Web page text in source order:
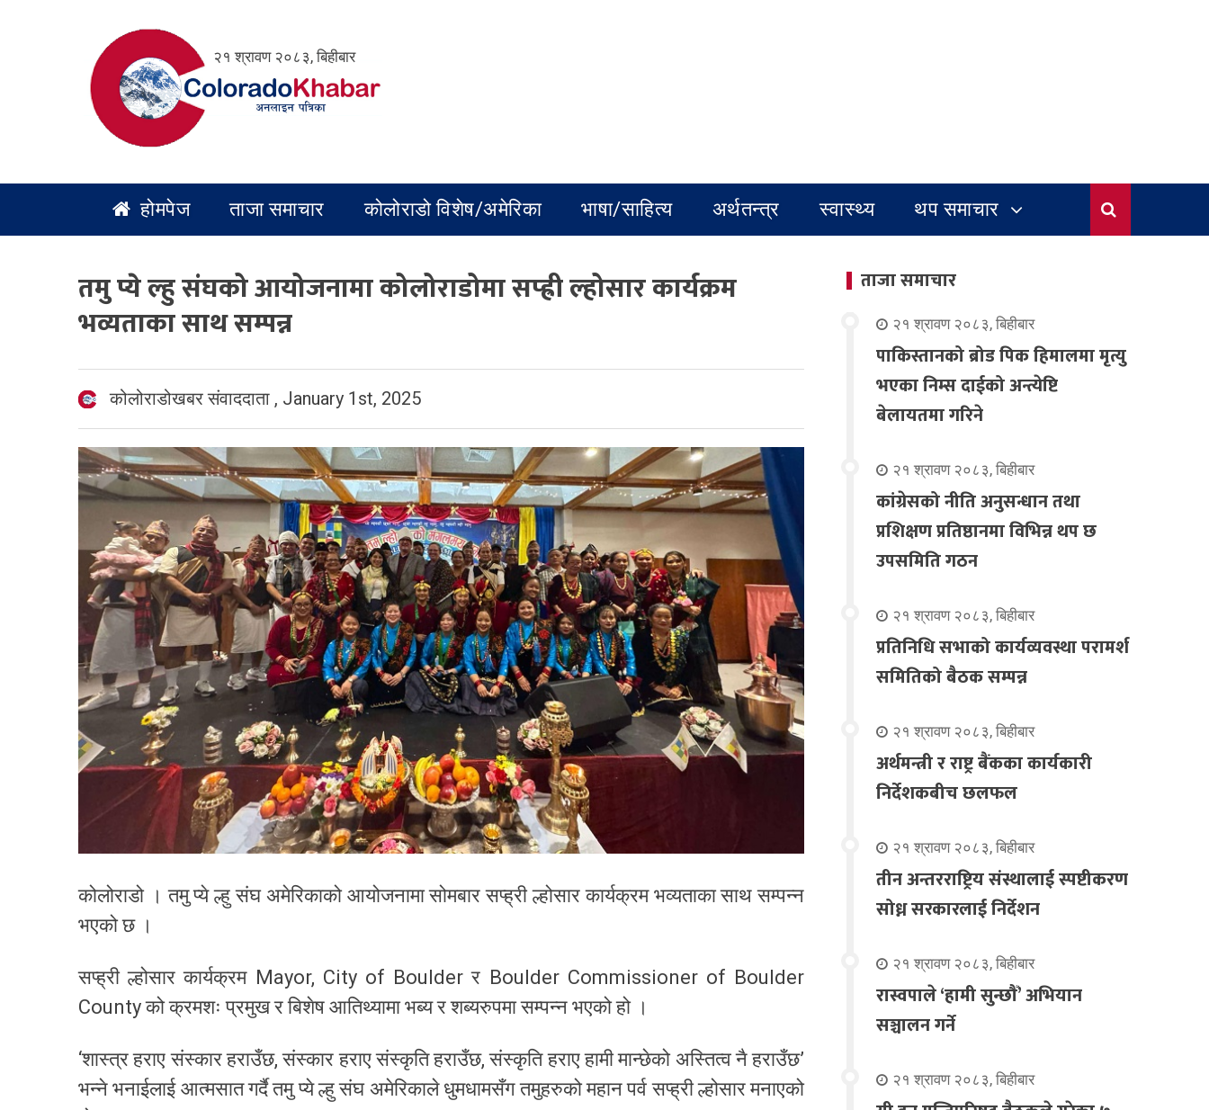
२१ श्रावण २०८३, बिहीबार
होमपेज ताजा समाचार कोलोराडो विशेष/अमेरिका भाषा/साहित्य अर्थतन्त्र स्वास्थ्य थप समाचार
तमु प्ये ल्हु संघको आयोजनामा कोलोराडोमा सप्ह्री ल्होसार कार्यक्रम
भव्यताका साथ सम्पन्न
कोलोराडोखबर संवाददाता , January 1st, 2025
कोलोराडो । तमु प्ये ल्हु संघ अमेरिकाको आयोजनामा सोमबार सप्ह्री ल्होसार कार्यक्रम भव्यताका साथ सम्पन्न
भएको छ ।
सप्ह्री ल्होसार कार्यक्रम Mayor, City of Boulder र Boulder Commissioner of Boulder
County को क्रमशः प्रमुख र बिशेष आतिथ्यामा भब्य र शब्यरुपमा सम्पन्न भएको हो ।
‘शास्त्र हराए संस्कार हराउँछ, संस्कार हराए संस्कृति हराउँछ, संस्कृति हराए हामी मान्छेको अस्तित्व नै हराउँछ’
भन्ने भनाईलाई आत्मसात गर्दै तमु प्ये ल्हु संघ अमेरिकाले धुमधामसँग तमुहरुको महान पर्व सप्ह्री ल्होसार मनाएको
ताजा समाचार
२१ श्रावण २०८३, बिहीबार
पाकिस्तानको ब्रोड पिक हिमालमा मृत्यु
भएका निम्स दाईको अन्त्येष्टि
बेलायतमा गरिने
२१ श्रावण २०८३, बिहीबार
कांग्रेसको नीति अनुसन्धान तथा
प्रशिक्षण प्रतिष्ठानमा विभिन्न थप छ
उपसमिति गठन
२१ श्रावण २०८३, बिहीबार
प्रतिनिधि सभाको कार्यव्यवस्था परामर्श
समितिको बैठक सम्पन्न
२१ श्रावण २०८३, बिहीबार
अर्थमन्त्री र राष्ट्र बैंकका कार्यकारी
निर्देशकबीच छलफल
२१ श्रावण २०८३, बिहीबार
तीन अन्तरराष्ट्रिय संस्थालाई स्पष्टीकरण
सोध्न सरकारलाई निर्देशन
२१ श्रावण २०८३, बिहीबार
रास्वपाले ‘हामी सुन्छौँ’ अभियान
सञ्चालन गर्ने
२१ श्रावण २०८३, बिहीबार